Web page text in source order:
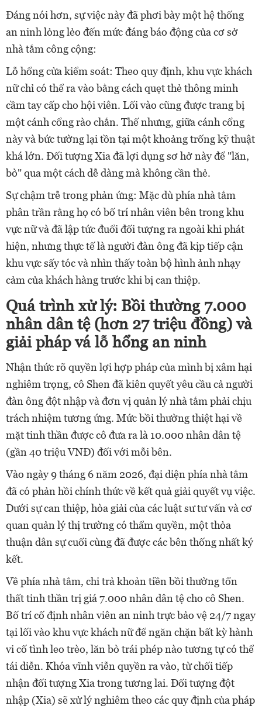
Đáng nói hơn, sự việc này đã phơi bày một hệ thống
an ninh lỏng lẻo đến mức đáng báo động của cơ sở
nhà tắm công cộng:
Lỗ hổng cửa kiểm soát: Theo quy định, khu vực khách
nữ chỉ có thể ra vào bằng cách quẹt thẻ thông minh
cầm tay cấp cho hội viên. Lối vào cũng được trang bị
một cánh cổng rào chắn. Thế nhưng, giữa cánh cổng
này và bức tường lại tồn tại một khoảng trống kỹ thuật
khá lớn. Đối tượng Xia đã lợi dụng sơ hở này để "lăn,
bò" qua một cách dễ dàng mà không cần thẻ.
Sự chậm trễ trong phản ứng: Mặc dù phía nhà tắm
phân trần rằng họ có bố trí nhân viên bên trong khu
vực nữ và đã lập tức đuổi đối tượng ra ngoài khi phát
hiện, nhưng thực tế là người đàn ông đã kịp tiếp cận
khu vực sấy tóc và nhìn thấy toàn bộ hình ảnh nhạy
cảm của khách hàng trước khi bị can thiệp.
Quá trình xử lý: Bồi thường 7.000
nhân dân tệ (hơn 27 triệu đồng) và
giải pháp vá lỗ hổng an ninh
Nhận thức rõ quyền lợi hợp pháp của mình bị xâm hại
nghiêm trọng, cô Shen đã kiên quyết yêu cầu cả người
đàn ông đột nhập và đơn vị quản lý nhà tắm phải chịu
trách nhiệm tương ứng. Mức bồi thường thiệt hại về
mặt tinh thần được cô đưa ra là 10.000 nhân dân tệ
(gần 40 triệu VNĐ) đối với mỗi bên.
Vào ngày 9 tháng 6 năm 2026, đại diện phía nhà tắm
đã có phản hồi chính thức về kết quả giải quyết vụ việc.
Dưới sự can thiệp, hòa giải của các luật sư tư vấn và cơ
quan quản lý thị trường có thẩm quyền, một thỏa
thuận dân sự cuối cùng đã được các bên thống nhất ký
kết.
Về phía nhà tắm, chi trả khoản tiền bồi thường tổn
thất tinh thần trị giá 7.000 nhân dân tệ cho cô Shen.
Bố trí cố định nhân viên an ninh trực bảo vệ 24/7 ngay
tại lối vào khu vực khách nữ để ngăn chặn bất kỳ hành
vi cố tình leo trèo, lăn bò trái phép nào tương tự có thể
tái diễn. Khóa vĩnh viễn quyền ra vào, từ chối tiếp
nhận đối tượng Xia trong tương lai. Đối tượng đột
nhập (Xia) sẽ xử lý nghiêm theo các quy định của pháp